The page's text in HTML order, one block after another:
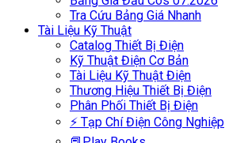
Tra Cứu Bảng Giá Nhanh
Tài Liệu Kỹ Thuật
Catalog Thiết Bị Điện
Kỹ Thuật Điện Cơ Bản
Tài Liệu Kỹ Thuật Điện
Thương Hiệu Thiết Bị Điện
Phân Phối Thiết Bị Điện
⚡ Tạp Chí Điện Công Nghiệp